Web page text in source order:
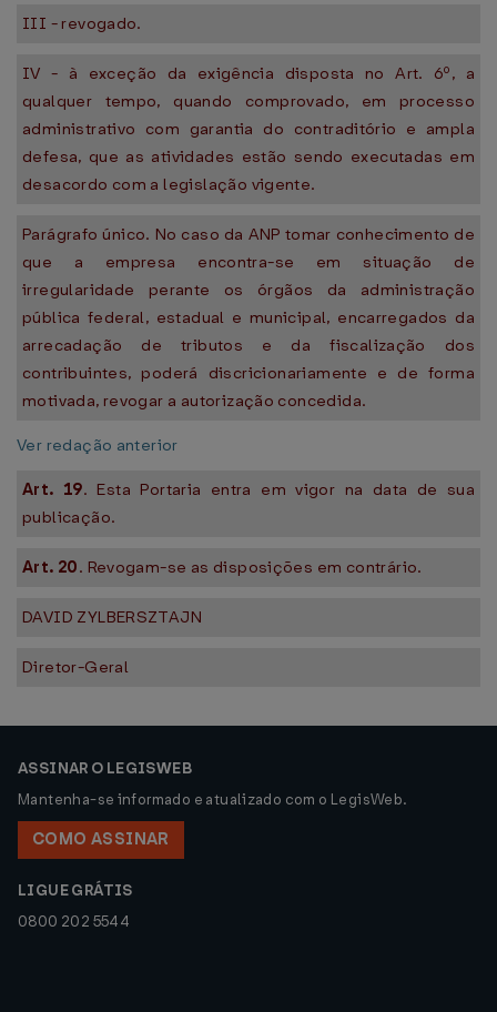
III - revogado.
IV - à exceção da exigência disposta no Art. 6º, a
qualquer tempo, quando comprovado, em processo
administrativo com garantia do contraditório e ampla
defesa, que as atividades estão sendo executadas em
desacordo com a legislação vigente.
Parágrafo único. No caso da ANP tomar conhecimento de
que a empresa encontra-se em situação de
irregularidade perante os órgãos da administração
pública federal, estadual e municipal, encarregados da
arrecadação de tributos e da fiscalização dos
contribuintes, poderá discricionariamente e de forma
motivada, revogar a autorização concedida.
Ver redação anterior
Art. 19. Esta Portaria entra em vigor na data de sua
publicação.
Art. 20. Revogam-se as disposições em contrário.
DAVID ZYLBERSZTAJN
Diretor-Geral
ASSINAR O LEGISWEB
Mantenha-se informado e atualizado com o LegisWeb.
COMO ASSINAR
LIGUE GRÁTIS
0800 202 5544